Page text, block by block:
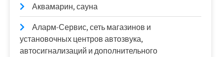
Аквамарин, сауна
Аларм-Сервис, сеть магазинов и
установочных центров автозвука,
автосигнализаций и дополнительного